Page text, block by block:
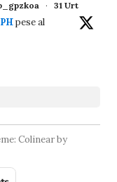
· 31 Urt
pese al
Colinear by